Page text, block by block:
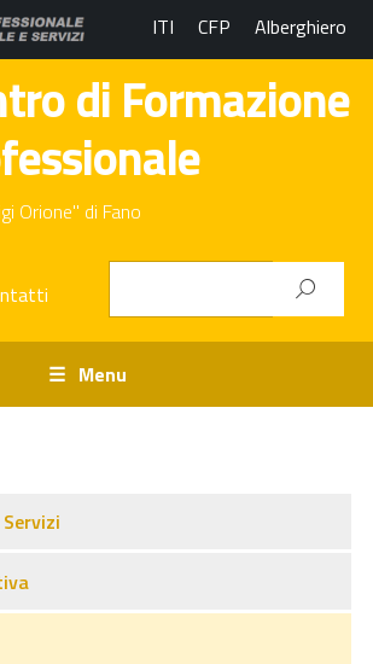
ITI CFP Alberghiero
di Formazione
Orione" di Fano
Menu